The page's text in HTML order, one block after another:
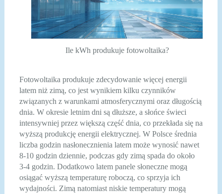
Ile kWh produkuje fotowoltaika?
Fotowoltaika produkuje zdecydowanie więcej energii
latem niż zimą, co jest wynikiem kilku czynników
związanych z warunkami atmosferycznymi oraz długością
dnia. W okresie letnim dni są dłuższe, a słońce świeci
intensywniej przez większą część dnia, co przekłada się na
wyższą produkcję energii elektrycznej. W Polsce średnia
liczba godzin nasłonecznienia latem może wynosić nawet
8-10 godzin dziennie, podczas gdy zimą spada do około
3-4 godzin. Dodatkowo latem panele słoneczne mogą
osiągać wyższą temperaturę roboczą, co sprzyja ich
wydajności. Zimą natomiast niskie temperatury mogą